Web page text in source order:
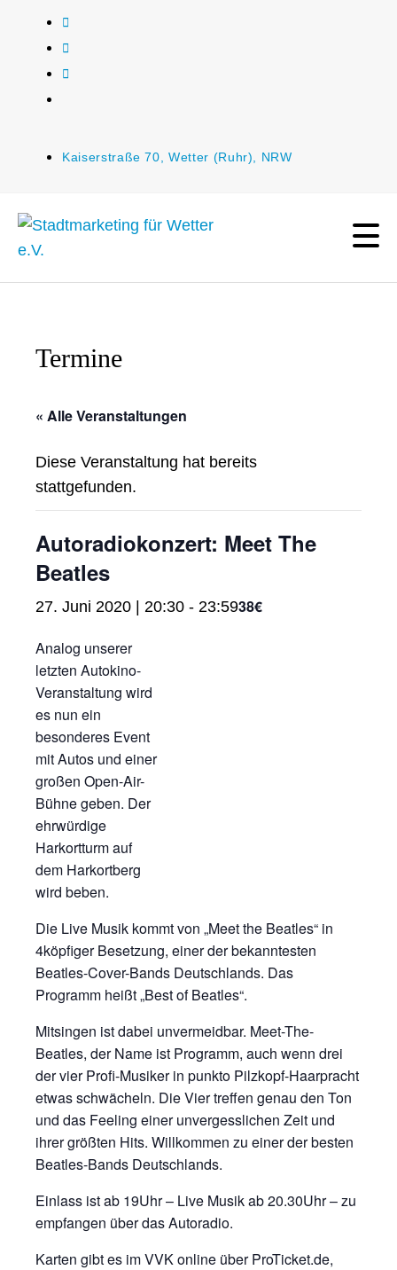
Kaiserstraße 70, Wetter (Ruhr), NRW
Termine
« Alle Veranstaltungen
Diese Veranstaltung hat bereits
stattgefunden.
Autoradiokonzert: Meet The
Beatles
27. Juni 2020 | 20:30 - 23:5938€
Analog unserer
letzten Autokino-
Veranstaltung wird
es nun ein
besonderes Event
mit Autos und einer
großen Open-Air-
Bühne geben. Der
ehrwürdige
Harkortturm auf
dem Harkortberg
wird beben.
Die Live Musik kommt von „Meet the Beatles“ in
4köpfiger Besetzung, einer der bekanntesten
Beatles-Cover-Bands Deutschlands. Das
Programm heißt „Best of Beatles“.
Mitsingen ist dabei unvermeidbar. Meet-The-
Beatles, der Name ist Programm, auch wenn drei
der vier Profi-Musiker in punkto Pilzkopf-Haarpracht
etwas schwächeln. Die Vier treffen genau den Ton
und das Feeling einer unvergesslichen Zeit und
ihrer größten Hits. Willkommen zu einer der besten
Beatles-Bands Deutschlands.
Einlass ist ab 19Uhr – Live Musik ab 20.30Uhr – zu
empfangen über das Autoradio.
Karten gibt es im VVK online über ProTicket.de,